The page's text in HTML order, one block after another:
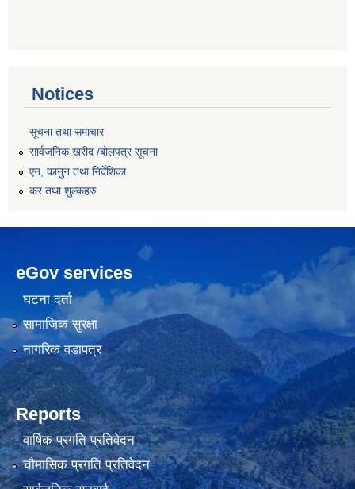
Notices
सूचना तथा समाचार
सार्वजनिक खरीद /बोलपत्र सूचना
एन, कानुन तथा निर्देशिका
कर तथा शुल्कहरु
eGov services
घटना दर्ता
सामाजिक सुरक्षा
नागरिक वडापत्र
Reports
वार्षिक प्रगति प्रतिवेदन
चौमासिक प्रगति प्रतिवेदन